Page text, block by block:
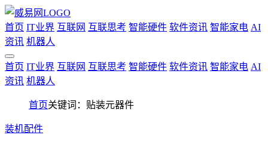
首页 IT业界 互联网 互联思考 智能硬件 软件资讯 智能家电 AI
资讯 机器人
首页 IT业界 互联网 互联思考 智能硬件 软件资讯 智能家电 AI
资讯 机器人
首页关键词：贴装元器件
装机配件